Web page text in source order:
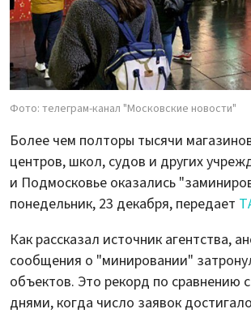
Фото: телеграм-канал "Московские новости"
Более чем полторы тысячи
центров, школ, судов и других
и Подмосковье оказались
понедельник, 23 декабря, передает
Как рассказал источник агентства,
сообщения о "минировании"
объектов. Это рекорд по сравнению
днями, когда число заявок